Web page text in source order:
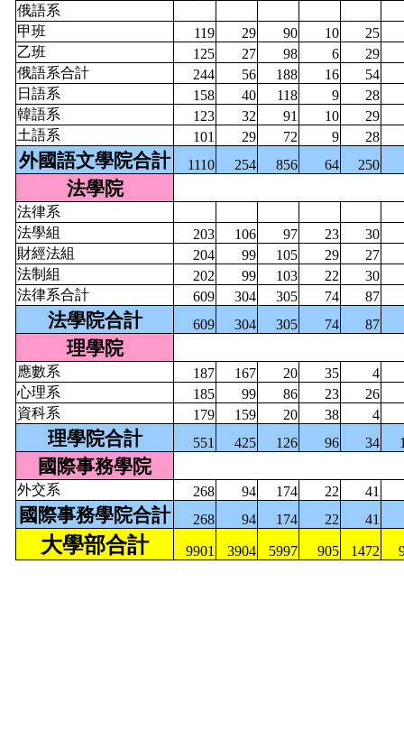
俄語系
甲班
119 29 90 10
25
乙班
125 27 98 6
29
俄語系合計
244 56 188 16
54
日語系
158 40 118 9
28
韓語系
123 32 91 10
29
土語系
101 29 72 9 28
外國語文學院合計 1110 254 856 64 250
法學院
法律系
法學組
203 106 97 23
30
財經法組
204 99 105 29
27
法制組
202 99 103 22
30
法律系合計
609 304 305 74 87
法學院合計 609 304 305 74 87
理學院
應數系 187 167 20 35
4
心理系
185 99 86 23
26
資科系
179 159 20 38 4
理學院合計 551 425 126 96 34
國際事務學院
外交系 268 94 174 22 41
國際事務學院合計 268 94 174 22 41
大學部合計 9901 3904 5997 905 1472